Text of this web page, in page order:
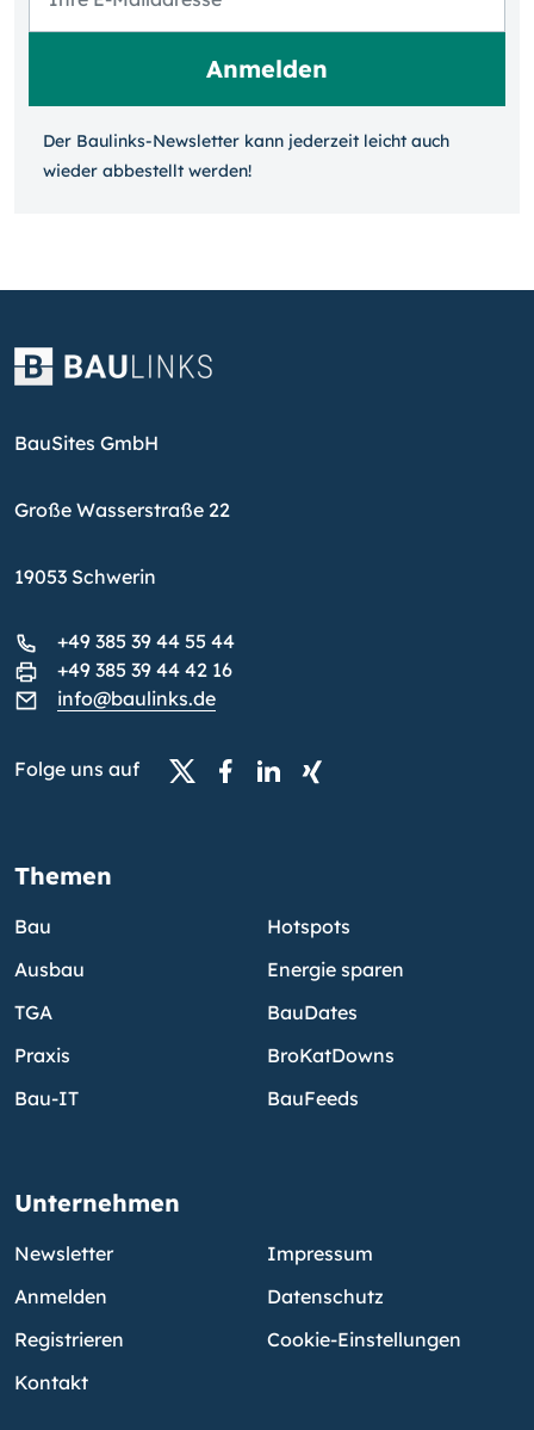
Der Baulinks-Newsletter kann jeder­zeit leicht auch
wieder ab­bestellt werden!
BauSites GmbH
Große Wasserstraße 22
19053 Schwerin
+49 385 39 44 55 44
+49 385 39 44 42 16
info@baulinks.de
Folge uns auf
Themen
Bau
Ausbau
TGA
Praxis
Bau-IT
Hotspots
Energie sparen
BauDates
BroKatDowns
BauFeeds
Unternehmen
Newsletter
Anmelden
Registrieren
Kontakt
Impressum
Datenschutz
Cookie-Einstellungen